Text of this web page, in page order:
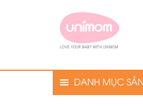
DANH MỤC